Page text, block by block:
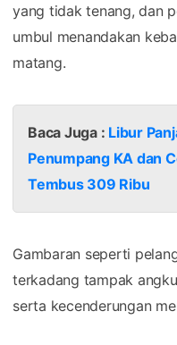
yang tidak tenang, dan
umbul menandakan
matang.
Baca Juga : Libur
Penumpang KA dan
Tembus 309 Ribu
Gambaran seperti
terkadang tampak
serta kecenderungan